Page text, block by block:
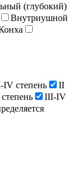
(глубокий)
Внутриушной
IV степень
II
III-IV